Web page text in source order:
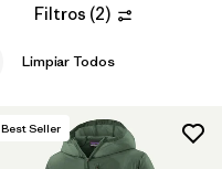
Filtros (2)
Limpiar Todos
Best Seller